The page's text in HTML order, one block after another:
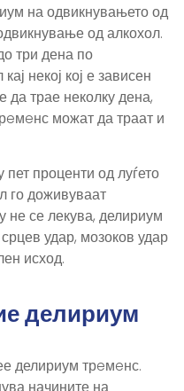
на одвикнувањето од
од алкохол.
три дена по
некој кој е зависен
да трае неколку дена,
можат да траат и
проценти од луѓето
го доживуваат
не се лекува, делириум
удар, мозоков удар
исход.
делириум
делириум трeмeнс.